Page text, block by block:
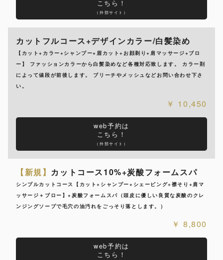
こちら！
（外部サイト）
カットフルコース+デザインカラー/白髪染め
【カット+カラー+シャンプー+眉カット+お顔剃り+肩マッサージ+ブロ
ー】 ファッションカラーから白髪染めなど各種対応致します。 カラー剤
によって値段が前後します。 ブリーチやメッシュなどお問い合わせ下さ
い。
10,450
web予約は
こちら！
（外部サイト）
【新規】 カットコース10%+炭酸フォームスパ
シンプルカットコース【カット+シャンプー+シェービング+襟そり+肩マ
ッサージ＋ブロー】+炭酸フォームスパ（頭皮に優しい良質な炭酸のクレ
ンジングソープで毛穴の油汚れをごっそり落とします。）
8,800
web予約は
こちら！